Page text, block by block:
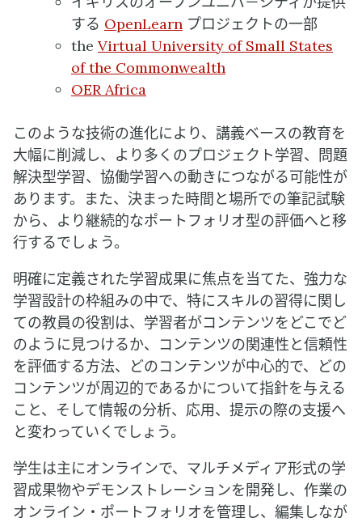
する OpenLearn プロジェクトの一部
the Virtual University of Small States
of the Commonwealth
OER Africa
このような技術の進化により、講義ベースの教育を
大幅に削減し、より多くのプロジェクト学習、問題
解決型学習、協働学習への動きにつながる可能性が
あります。また、決まった時間と場所での筆記試験
から、より継続的なポートフォリオ型の評価へと移
行するでしょう。
明確に定義された学習成果に焦点を当てた、強力な
学習設計の枠組みの中で、特にスキルの習得に関し
ての教員の役割は、学習者がコンテンツをどこでど
のように見つけるか、コンテンツの関連性と信頼性
を評価する方法、どのコンテンツが中心的で、どの
コンテンツが周辺的であるかについて指針を与える
こと、そして情報の分析、応用、提示の際の支援へ
と変わっていくでしょう。
学生は主にオンラインで、マルチメディア形式の学
習成果物やデモンストレーションを開発し、作業の
オンライン・ポートフォリオを管理し、編集しなが